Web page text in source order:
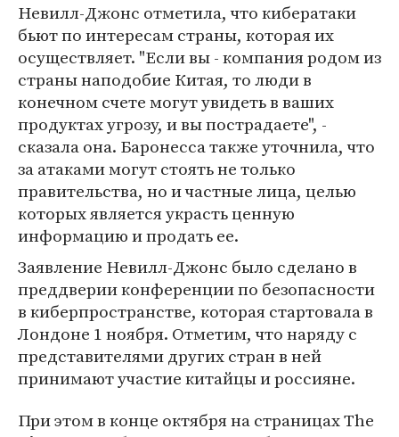
Невилл-Джонс отметила, что кибератаки
бьют по интересам страны, которая их
осуществляет. "Если вы - компания родом из
страны наподобие Китая, то люди в
конечном счете могут увидеть в ваших
продуктах угрозу, и вы пострадаете", -
сказала она. Баронесса также уточнила, что
за атаками могут стоять не только
правительства, но и частные лица, целью
которых является украсть ценную
информацию и продать ее.
Заявление Невилл-Джонс было сделано в
преддверии конференции по безопасности
в киберпространстве, которая стартовала в
Лондоне 1 ноября. Отметим, что наряду с
представителями других стран в ней
принимают участие китайцы и россияне.
При этом в конце октября на страницах The